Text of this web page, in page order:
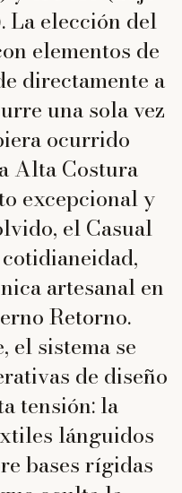
elección del
elementos de
directamente a
una sola vez
ocurrido
Alta Costura
excepcional y
el Casual
artesanal en
Retorno.
el sistema se
de diseño
tensión: la
lánguidos
bases rígidas